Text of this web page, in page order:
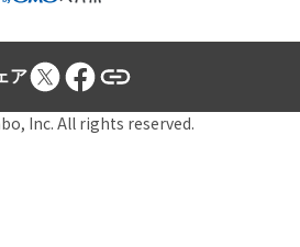
ア
Inc. All rights reserved.